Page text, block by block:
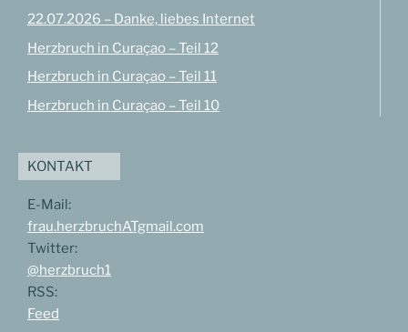
22.07.2026 – Danke, liebes Internet
Herzbruch in Curaçao – Teil 12
Herzbruch in Curaçao – Teil 11
Herzbruch in Curaçao – Teil 10
KONTAKT
E-Mail:
frau.herzbruchATgmail.com
Twitter:
@herzbruch1
RSS:
Feed